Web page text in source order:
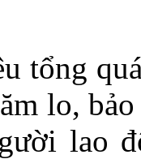
quát:
lo,
lao